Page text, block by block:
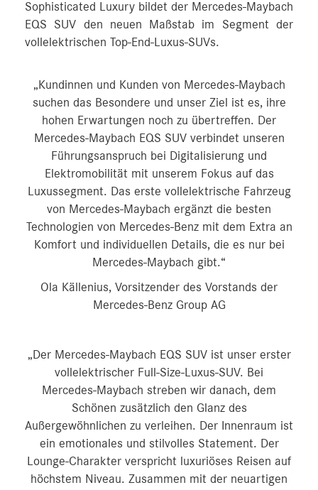
Sophisticated Luxury bildet der Mercedes-Maybach
EQS SUV den neuen Maßstab im Segment der
vollelektrischen Top-End-Luxus-SUVs.
„Kundinnen und Kunden von Mercedes-Maybach
suchen das Besondere und unser Ziel ist es, ihre
hohen Erwartungen noch zu übertreffen. Der
Mercedes-Maybach EQS SUV verbindet unseren
Führungsanspruch bei Digitalisierung und
Elektromobilität mit unserem Fokus auf das
Luxussegment. Das erste vollelektrische Fahrzeug
von Mercedes-Maybach ergänzt die besten
Technologien von Mercedes-Benz mit dem Extra an
Komfort und individuellen Details, die es nur bei
Mercedes-Maybach gibt.“
Ola Källenius, Vorsitzender des Vorstands der
Mercedes-Benz Group AG
„Der Mercedes-Maybach EQS SUV ist unser erster
vollelektrischer Full-Size-Luxus-SUV. Bei
Mercedes‑Maybach streben wir danach, dem
Schönen zusätzlich den Glanz des
Außergewöhnlichen zu verleihen. Der Innenraum ist
ein emotionales und stilvolles Statement. Der
Lounge-Charakter verspricht luxuriöses Reisen auf
höchstem Niveau. Zusammen mit der neuartigen